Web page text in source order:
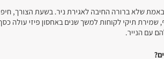
באמת שלא ברורה החיבה לאגירת ניר. בשעת הצורך,
שמירת תיקי לקוחות למשך שנים באחסון פיזי עולה
עם הנייר.